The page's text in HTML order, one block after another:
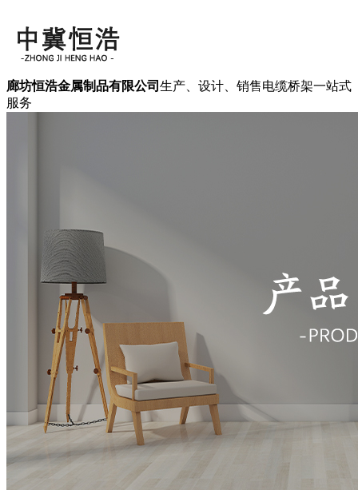
廊坊恒浩金属制品有限公司 生产、设计、销售电缆桥架一站式
服务